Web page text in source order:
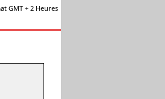
GMT + 2 Heures